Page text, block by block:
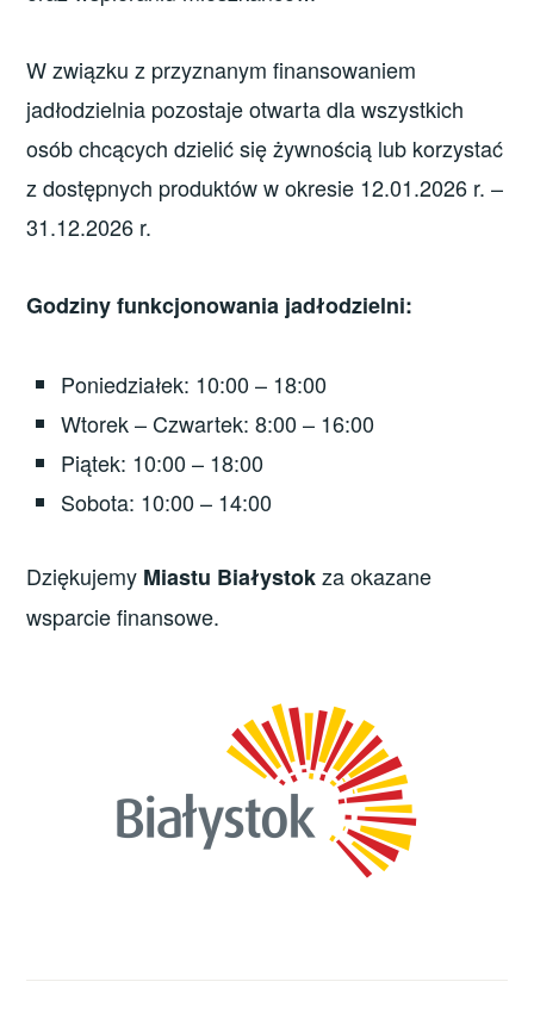
W związku z przyznanym finansowaniem
jadłodzielnia pozostaje otwarta dla wszystkich
osób chcących dzielić się żywnością lub korzystać
z dostępnych produktów w okresie 12.01.2026 r. –
31.12.2026 r.
Godziny funkcjonowania jadłodzielni:
Poniedziałek: 10:00 – 18:00
Wtorek – Czwartek: 8:00 – 16:00
Piątek: 10:00 – 18:00
Sobota: 10:00 – 14:00
Dziękujemy Miastu Białystokza okazane
wsparcie finansowe.